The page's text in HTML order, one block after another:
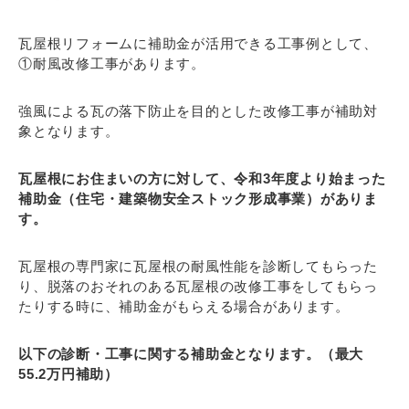
瓦屋根リフォームに補助金が活用できる工事例として、
①耐風改修工事があります。
強風による瓦の落下防止を目的とした改修工事が補助対
象となります。
瓦屋根にお住まいの方に対して、令和3年度より始まった
補助金（住宅・建築物安全ストック形成事業）がありま
す。
瓦屋根の専門家に瓦屋根の耐風性能を診断してもらった
り、脱落のおそれのある瓦屋根の改修工事をしてもらっ
たりする時に、補助金がもらえる場合があります。
以下の診断・工事に関する補助金となります。（最大
55.2万円補助）